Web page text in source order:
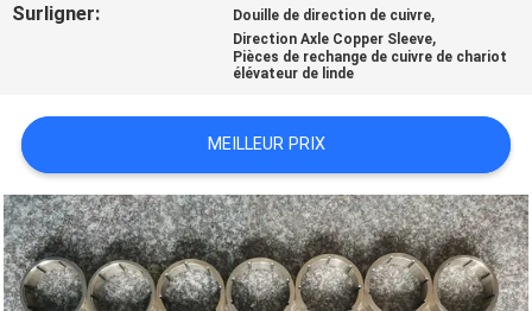
CITATION
PLAN
DU
SITE
Surligner: Douille de direction de cuivre,
Direction Axle Copper Sleeve,
Pièces de rechange de cuivre de chariot
élévateur de linde
MEILLEUR PRIX